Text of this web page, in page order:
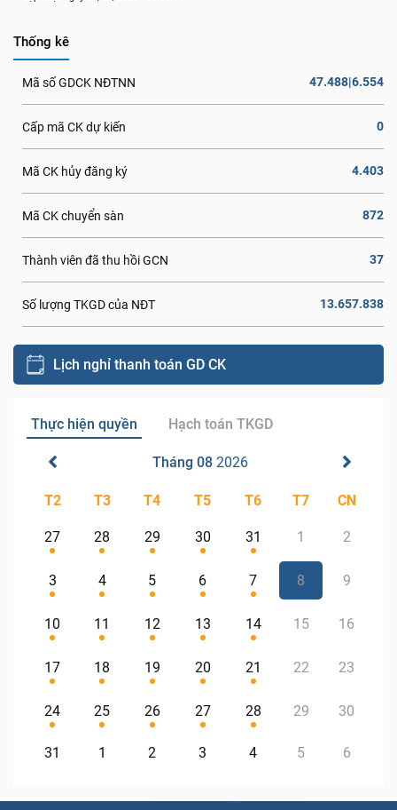
Thống kê
Mã số GDCK NĐTNN 47.488|6.554
Cấp mã CK dự kiến 0
Mã CK hủy đăng ký 4.403
Mã CK chuyển sàn 872
Thành viên đã thu hồi GCN 37
Số lượng TKGD của NĐT 13.657.838
Lịch nghỉ thanh toán GD CK
Thực hiện quyền Hạch toán TKGD
Tháng 08 2026
T2 T3 T4 T5 T6 T7 CN
27 28 29 30 31 1 2
3 4 5 6 7 8 9
10 11 12 13 14 15 16
17 18 19 20 21 22 23
24 25 26 27 28 29 30
31 1 2 3 4 5 6